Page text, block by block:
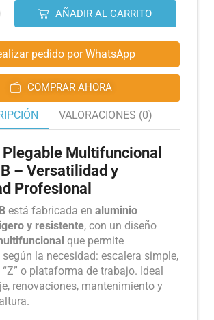
AÑADIR AL CARRITO
pedido por WhatsApp
COMPRAR AHORA
VALORACIONES (0)
Plegable Multifuncional
– Versatilidad y
Profesional
está fabricada en aluminio
y resistente, con un diseño
que permite
la necesidad: escalera simple,
“Z” o plataforma de trabajo. Ideal
renovaciones, mantenimiento y